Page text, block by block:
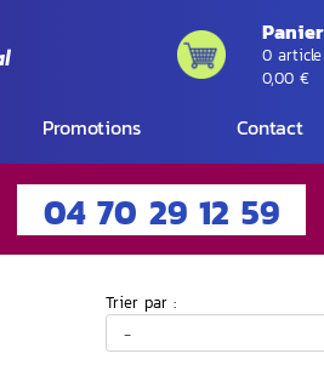
Panier
0 article
0,00 €
Promotions Contact
04 70 29 12 59
Trier par :